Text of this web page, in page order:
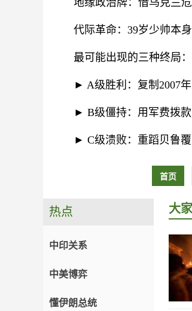
地缘政治牌：借乌克兰
代际革命：39岁少帅本
最可能出现的三种终局：
► A级胜利：复制2007
► B级僵持：用军费拨
► C级溃败：重蹈贝鲁
首页
热点
中印关系
中美博弈
懂伊朗总统
大